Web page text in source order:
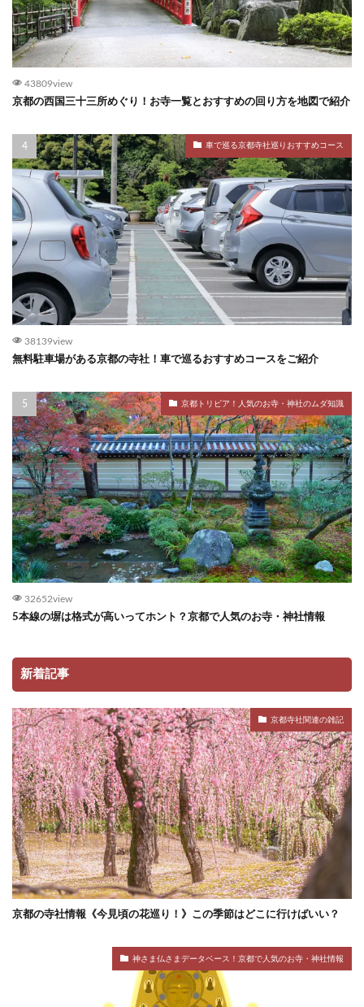
43809view
京都の西国三十三所めぐり！お寺一覧とおすすめの回り方を地図で紹介
車で巡る京都寺社巡りおすすめコース
38139view
無料駐車場がある京都の寺社！車で巡るおすすめコースをご紹介
京都トリビア！人気のお寺・神社のムダ知識
32652view
5本線の塀は格式が高いってホント？京都で人気のお寺・神社情報
新着記事
京都寺社関連の雑記
京都の寺社情報《今見頃の花巡り！》この季節はどこに行けばいい？
神さま仏さまデータベース！京都で人気のお寺・神社情報